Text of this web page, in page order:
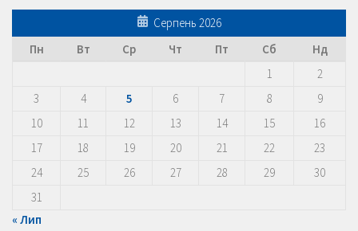
Серпень 2026
Пн
Вт Ср Чт Пт Сб
Нд
1
2
3
4 5 6 7 8
9
10
11 12 13 14 15
16
17
18 19 20 21 22
23
24
25 26 27 28 29
30
31
« Лип